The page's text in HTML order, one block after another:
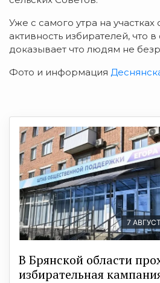
Уже с самого утра на участках
активность избирателей, что
доказывает что людям не
Фото и информация
7
В Брянской области
избирательная